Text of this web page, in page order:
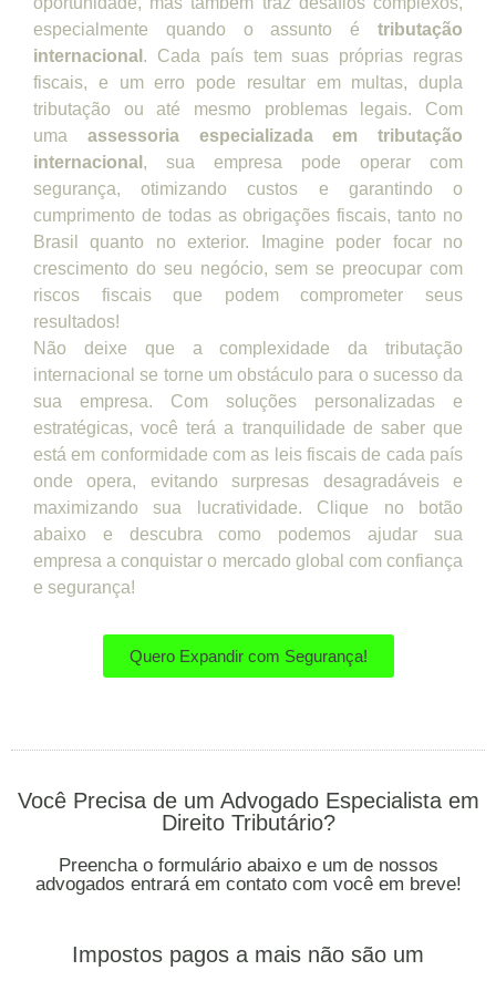
especialmente quando o assunto é tributação
internacional . Cada país tem suas próprias regras
fiscais, e um erro pode resultar em multas, dupla
tributação ou até mesmo problemas legais. Com
uma assessoria especializada em tributação
internacional , sua empresa pode operar com
segurança, otimizando custos e garantindo o
cumprimento de todas as obrigações fiscais, tanto no
Brasil quanto no exterior. Imagine poder focar no
crescimento do seu negócio, sem se preocupar com
riscos fiscais que podem comprometer seus
resultados!
Não deixe que a complexidade da tributação
internacional se torne um obstáculo para o sucesso da
sua empresa. Com soluções personalizadas e
estratégicas, você terá a tranquilidade de saber que
está em conformidade com as leis fiscais de cada país
onde opera, evitando surpresas desagradáveis e
maximizando sua lucratividade. Clique no botão
abaixo e descubra como podemos ajudar sua
empresa a conquistar o mercado global com confiança
e segurança!
Quero Expandir com Segurança!
Você Precisa de um Advogado Especialista em
Direito Tributário?
Preencha o formulário abaixo e um de nossos
advogados entrará em contato com você em breve!
Impostos pagos a mais não são um